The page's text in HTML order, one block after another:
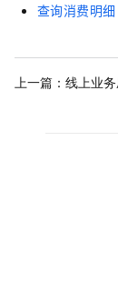
查询消费明细
上一篇： 线上业